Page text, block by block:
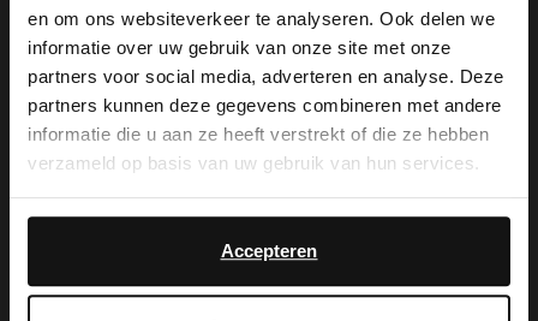
en om ons websiteverkeer te analyseren. Ook delen we
informatie over uw gebruik van onze site met onze
partners voor social media, adverteren en analyse. Deze
partners kunnen deze gegevens combineren met andere
informatie die u aan ze heeft verstrekt of die ze hebben
verzameld op basis van uw gebruik van hun services.
Accepteren
39.99 39.99
-60%
×
View this website in English?
It looks like your language isn't Dutch. Would
you like to switch to English?
English